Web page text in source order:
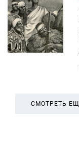
СМОТРЕТЬ